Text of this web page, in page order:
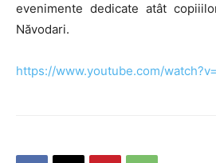
evenimente dedicate atât
Năvodari.
https://www.youtube.com/